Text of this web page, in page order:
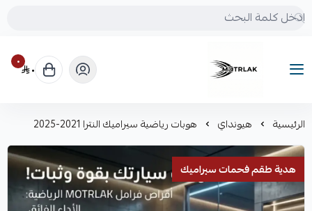
Motrlak
٠ ٠
الرئيسية هيونداي هوبات رياضية سيراميك النترا 2021-2025
هدية طقم فحمات سيراميك